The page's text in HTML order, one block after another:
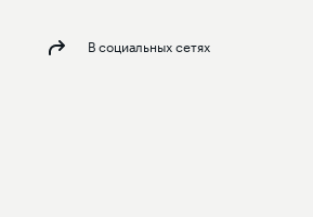
В социальных сетях